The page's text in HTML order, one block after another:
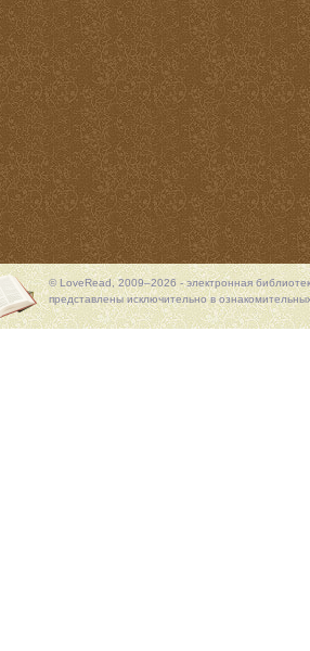
© LoveRead, 2009–2026 - электронная
представлены исключительно в